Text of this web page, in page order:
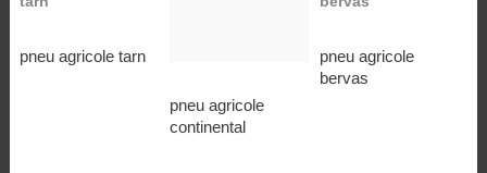
pneu agricole tarn
pneu agricole
continental
pneu agricole
bervas